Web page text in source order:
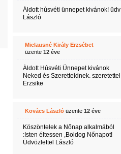
Áldott húsvéti ünnepet kivánok! üdv
László
Miclausné Király Erzsébet
üzente 12 éve
Áldott Húsvéti Ünnepet kivánok
Neked és Szeretteidnek. szeretettel
Erzsike
Kovács Lászlóüzente 12 éve
Köszöntelek a Nőnap alkalmából
:Isten éltessen ,Boldog Nőnapot!
Üdvözlettel László